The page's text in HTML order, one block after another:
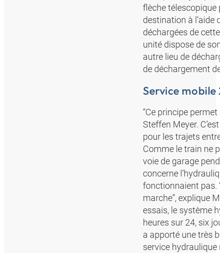
flèche télescopique
destination à l’aide
déchargées de
unité dispose de
autre lieu de
de déchargement
Service mobile
“Ce principe
Steffen Meyer.
pour les trajets
Comme le train ne
voie de garage
concerne
fonctionnaient pas.
marche”, explique
essais, le système
heures sur 24, six
a apporté une très
service